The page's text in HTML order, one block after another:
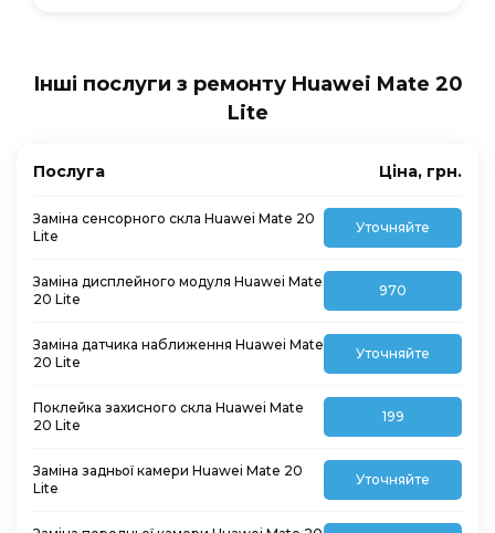
Інші послуги з ремонту Huawei Mate 20
Lite
Послуга Ціна, грн.
Заміна сенсорного скла Huawei Mate 20
Lite
Уточняйте
Заміна дисплейного модуля Huawei Mate
20 Lite
970
Заміна датчика наближення Huawei Mate
20 Lite
Уточняйте
Поклейка захисного скла Huawei Mate
20 Lite
199
Заміна задньої камери Huawei Mate 20
Lite
Уточняйте